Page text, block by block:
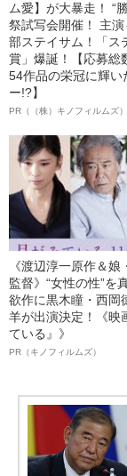
ム愛】が大暴走！ “
祭試写会開催！ 主
部ステイサム！「ス
賞」爆誕！【応募総
54作品の栄冠に輝い
ー!?】
PR（（株）キノフィルムズ）
《渡辺淳一原作＆娘
監督》“女性の性”を
欲作に黒木瞳・西岡
羊が出演決定！《映
ている』》
PR（キノフィルムズ）